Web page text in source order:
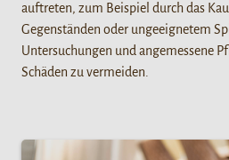
auftreten, zum Beispiel durch das
Gegenständen oder ungeeignetem
Untersuchungen und angemessene
Schäden zu vermeiden.